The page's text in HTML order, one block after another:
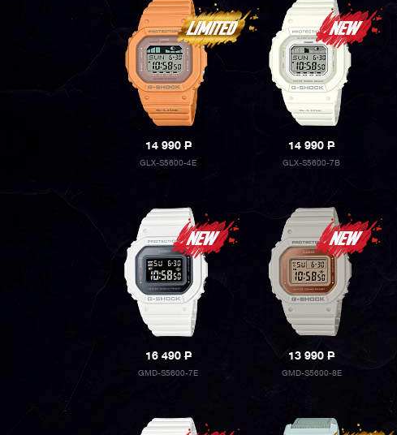
14 990P
GLX-S5600-4E
14 990P
GLX-S5600-7B
16 490P
GMD-S5600-7E
13 990P
GMD-S5600-8E